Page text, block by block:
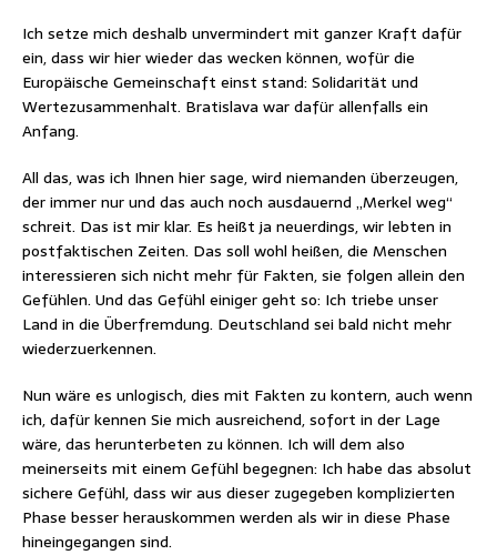
Ich setze mich deshalb unvermindert mit ganzer Kraft dafür
ein, dass wir hier wieder das wecken können, wofür die
Europäische Gemeinschaft einst stand: Solidarität und
Wertezusammenhalt. Bratislava war dafür allenfalls ein
Anfang.
All das, was ich Ihnen hier sage, wird niemanden überzeugen,
der immer nur und das auch noch ausdauernd „Merkel weg“
schreit. Das ist mir klar. Es heißt ja neuerdings, wir lebten in
postfaktischen Zeiten. Das soll wohl heißen, die Menschen
interessieren sich nicht mehr für Fakten, sie folgen allein den
Gefühlen. Und das Gefühl einiger geht so: Ich triebe unser
Land in die Überfremdung. Deutschland sei bald nicht mehr
wiederzuerkennen.
Nun wäre es unlogisch, dies mit Fakten zu kontern, auch wenn
ich, dafür kennen Sie mich ausreichend, sofort in der Lage
wäre, das herunterbeten zu können. Ich will dem also
meinerseits mit einem Gefühl begegnen: Ich habe das absolut
sichere Gefühl, dass wir aus dieser zugegeben komplizierten
Phase besser herauskommen werden als wir in diese Phase
hineingegangen sind.